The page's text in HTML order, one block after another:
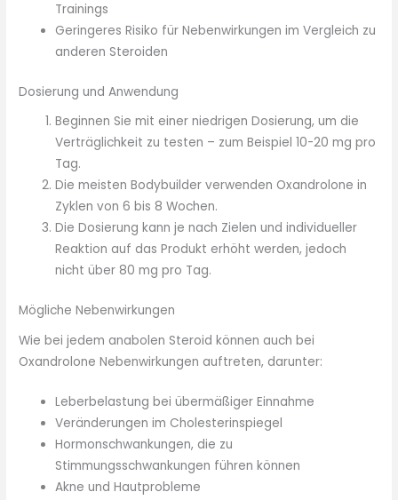
Trainings
Geringeres Risiko für Nebenwirkungen im Vergleich zu
anderen Steroiden
Dosierung und Anwendung
Beginnen Sie mit einer niedrigen Dosierung, um die
Verträglichkeit zu testen – zum Beispiel 10-20 mg pro
Tag.
Die meisten Bodybuilder verwenden Oxandrolone in
Zyklen von 6 bis 8 Wochen.
Die Dosierung kann je nach Zielen und individueller
Reaktion auf das Produkt erhöht werden, jedoch
nicht über 80 mg pro Tag.
Mögliche Nebenwirkungen
Wie bei jedem anabolen Steroid können auch bei
Oxandrolone Nebenwirkungen auftreten, darunter:
Leberbelastung bei übermäßiger Einnahme
Veränderungen im Cholesterinspiegel
Hormonschwankungen, die zu
Stimmungsschwankungen führen können
Akne und Hautprobleme